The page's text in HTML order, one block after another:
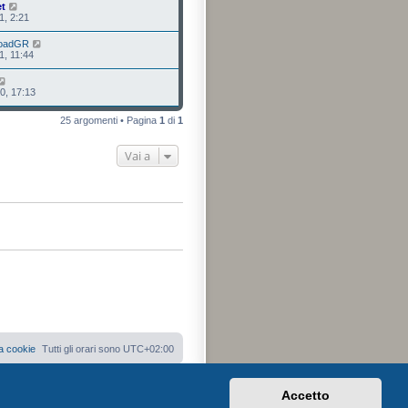
Accetto
2:21
11:44
17:13
25 argomenti • Pagina 1 di 1
Vai a
Tutti gli orari sono UTC+02:00
cookie